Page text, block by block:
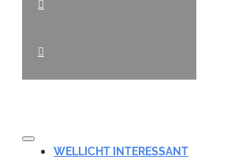
WELLICHT INTERESSANT